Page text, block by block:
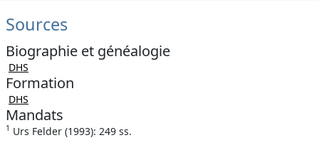
Sources
Biographie et généalogie
DHS
Formation
DHS
Mandats
1 Urs Felder (1993): 249 ss.